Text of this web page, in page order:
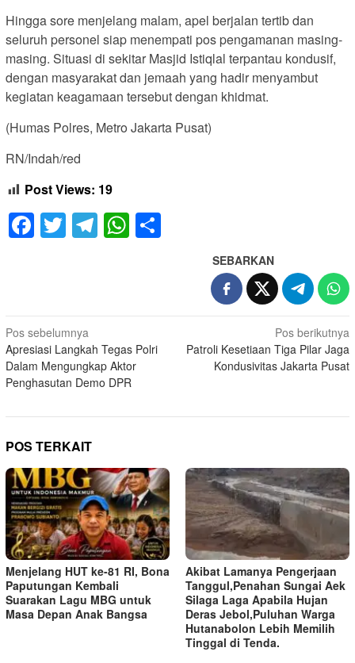
Hingga sore menjelang malam, apel berjalan tertib dan
seluruh personel siap menempati pos pengamanan masing-
masing. Situasi di sekitar Masjid Istiqlal terpantau kondusif,
dengan masyarakat dan jemaah yang hadir menyambut
kegiatan keagamaan tersebut dengan khidmat.
(Humas Polres, Metro Jakarta Pusat)
RN/Indah/red
Post Views: 19
Facebook
Twitter
Telegram
WhatsApp
SEBARKAN
Navigasi
pos
Pos sebelumnya
Apresiasi Langkah Tegas Polri
Dalam Mengungkap Aktor
Penghasutan Demo DPR
Pos berikutnya
Patroli Kesetiaan Tiga Pilar Jaga
Kondusivitas Jakarta Pusat
POS TERKAIT
Menjelang HUT ke-81 RI, Bona
Paputungan Kembali
Suarakan Lagu MBG untuk
Masa Depan Anak Bangsa
Akibat Lamanya Pengerjaan
Tanggul,Penahan Sungai Aek
Silaga Laga Apabila Hujan
Deras Jebol,Puluhan Warga
Hutanabolon Lebih Memilih
Tinggal di Tenda.